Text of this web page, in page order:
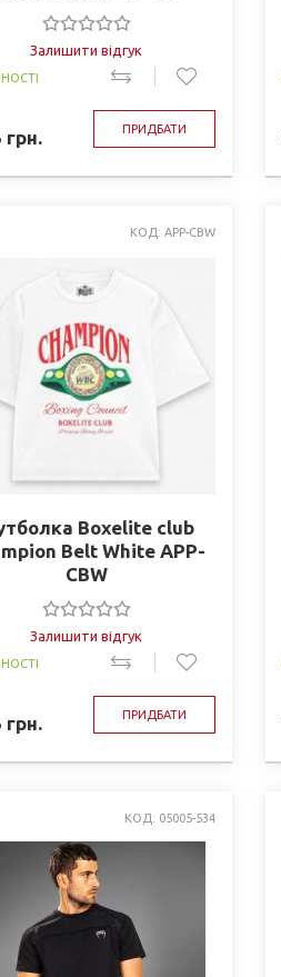
Залишити відгук
грн. ПРИДБАТИ
КОД: APP-CBW
Boxelite club
Belt White APP-
CBW
Залишити відгук
грн. ПРИДБАТИ
КОД: 05005-534